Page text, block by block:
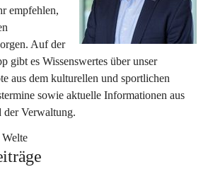
empfehlen,
Auf der
gibt es Wissenswertes über unser
aus dem kulturellen und sportlichen
sowie aktuelle Informationen aus
der Verwaltung.